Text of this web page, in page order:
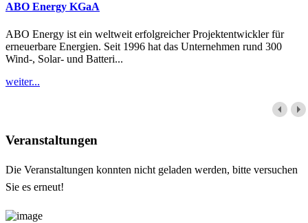
ABO Energy KGaA
ABO Energy ist ein weltweit erfolgreicher Projektentwickler für
erneuerbare Energien. Seit 1996 hat das Unternehmen rund 300
Wind-, Solar- und Batteri...
weiter...
Veranstaltungen
Die Veranstaltungen konnten nicht geladen werden, bitte versuchen
Sie es erneut!